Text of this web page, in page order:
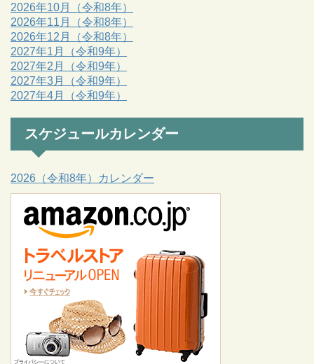
2026年10月（令和8年）
2026年11月（令和8年）
2026年12月（令和8年）
2027年1月（令和9年）
2027年2月（令和9年）
2027年3月（令和9年）
2027年4月（令和9年）
スケジュールカレンダー
2026（令和8年）カレンダー